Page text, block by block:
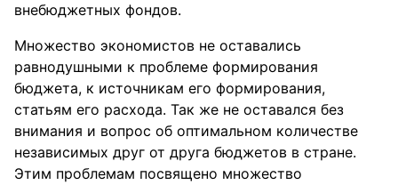
внебюджетных фондов.
Множество экономистов не оставались
равнодушными к проблеме формирования
бюджета, к источникам его формирования,
статьям его расхода. Так же не оставался без
внимания и вопрос об оптимальном количестве
независимых друг от друга бюджетов в стране.
Этим проблемам посвящено множество